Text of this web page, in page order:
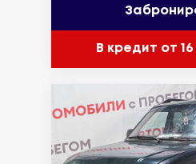
В кредит от